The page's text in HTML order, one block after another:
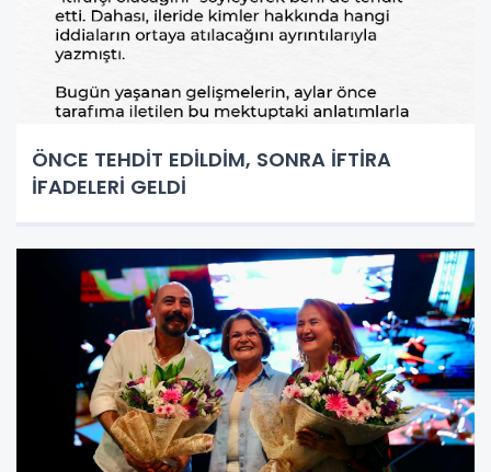
ÖNCE TEHDİT EDİLDİM, SONRA İFTİRA
İFADELERİ GELDİ